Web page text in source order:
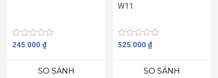
Được
hạng
245.000 ₫
SO SÁNH
W11
Được
hạng
525.000₫
SO SÁNH